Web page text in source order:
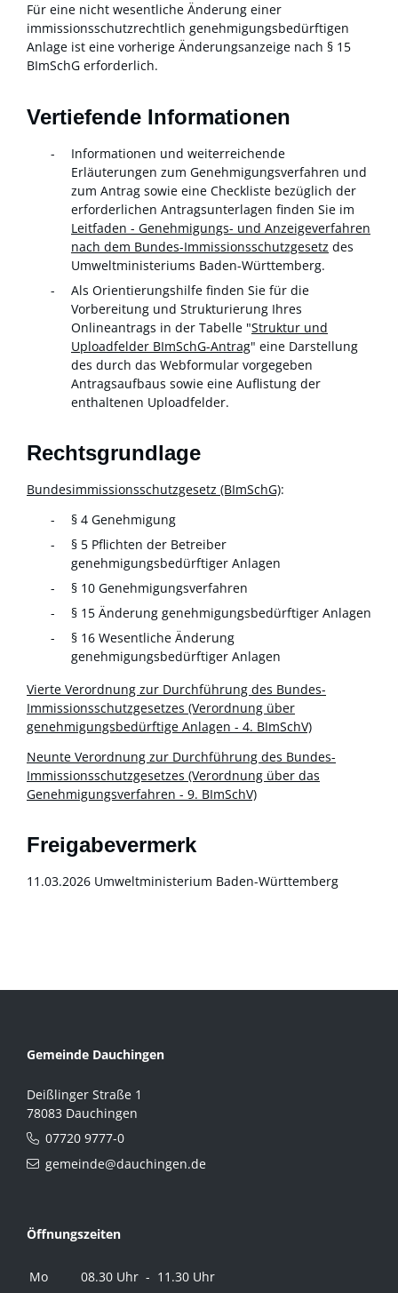
Für eine nicht wesentliche Änderung einer
immissionsschutzrechtlich genehmigungsbedürftigen
Anlage ist eine vorherige Änderungsanzeige nach § 15
BImSchG erforderlich.
Vertiefende Informationen
Informationen und weiterreichende
Erläuterungen zum Genehmigungsverfahren und
zum Antrag sowie eine Checkliste bezüglich der
erforderlichen Antragsunterlagen finden Sie im
Leitfaden - Genehmigungs- und Anzeigeverfahren
nach dem Bundes-Immissionsschutzgesetz des
Umweltministeriums Baden-Württemberg.
Als Orientierungshilfe finden Sie für die
Vorbereitung und Strukturierung Ihres
Onlineantrags in der Tabelle "Struktur und
Uploadfelder BImSchG-Antrag" eine Darstellung
des durch das Webformular vorgegeben
Antragsaufbaus sowie eine Auflistung der
enthaltenen Uploadfelder.
Rechtsgrundlage
Bundesimmissionsschutzgesetz (BImSchG):
§ 4 Genehmigung
§ 5 Pflichten der Betreiber
genehmigungsbedürftiger Anlagen
§ 10 Genehmigungsverfahren
§ 15 Änderung genehmigungsbedürftiger Anlagen
§ 16 Wesentliche Änderung
genehmigungsbedürftiger Anlagen
Vierte Verordnung zur Durchführung des Bundes-
Immissionsschutzgesetzes (Verordnung über
genehmigungsbedürftige Anlagen - 4. BImSchV)
Neunte Verordnung zur Durchführung des Bundes-
Immissionsschutzgesetzes (Verordnung über das
Genehmigungsverfahren - 9. BImSchV)
Freigabevermerk
11.03.2026 Umweltministerium Baden-Württemberg
Gemeinde Dauchingen
Deißlinger Straße 1
78083 Dauchingen
07720 9777-0
gemeinde@dauchingen.de
Öffnungszeiten
Mo
08.30 Uhr - 11.30 Uhr